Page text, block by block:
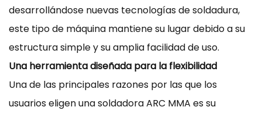
desarrollándose nuevas tecnologías de soldadura,
este tipo de máquina mantiene su lugar debido a su
estructura simple y su amplia facilidad de uso.
Una herramienta diseñada para la flexibilidad
Una de las principales razones por las que los
usuarios eligen una soldadora ARC MMA es su